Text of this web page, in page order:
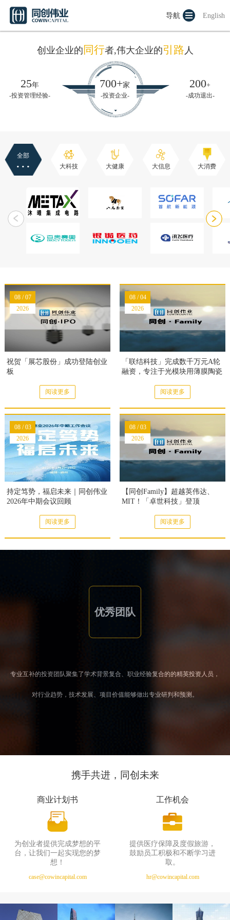
English
导航
创业企业的 同行者,伟大企业的引路 人
25年
-投资管理经验-
700+家
-投资企业-
200+
-成功退出-
全部
··· 大科技 大健康 大信息 大消费
08 / 07
2026
祝贺「展芯股份」成功登陆创业
板
阅读更多
08 / 04
2026
「联结科技」完成数千万元A轮
融资，专注于光模块用薄膜陶瓷
阅读更多
08 / 03
2026
持定笃势，福启未来｜同创伟业
2026年中期会议回顾
阅读更多
08 / 03
2026
【同创Family】超越英伟达、
MIT！「卓世科技」登顶
身智能全新SOTA
阅读更多
优秀团队
专业互补的投资团队聚集了学术背景复合、职业经验复合的的精英投资人员，
对行业趋势，技术发展、项目价值能够做出专业研判和预测。
携手共进，同创未来
商业计划书
为创业者提供完成梦想的平
台，让我们一起实现您的梦
想！
case@cowincapital.com
工作机会
提供医疗保障及度假旅游，
鼓励员工积极和不断学习进
取。
hr@cowincapital.com